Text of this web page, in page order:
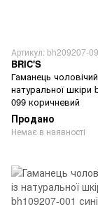
Артикул: bh209207-
BRIC'S
Гаманець
натуральної шкіри
099 коричневий
Продано
Немає в наявності